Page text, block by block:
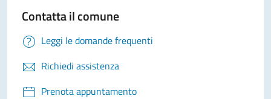
Contatta il comune
Leggi le domande frequenti
Richiedi assistenza
Prenota appuntamento